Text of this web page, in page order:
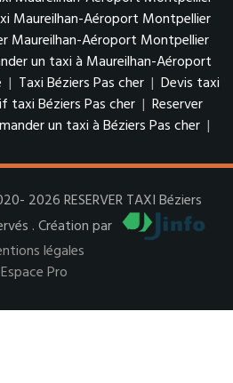
Maureilhan-Aéroport Montpellier
Maureilhan-Aéroport Montpellier
un taxi à Maureilhan-Aéroport
| Taxi Béziers Pas cher | Devis taxi
taxi Béziers Pas cher | Reserver
un taxi à Béziers Pas cher |
2026 RESERVER TAXI Béziers
. Création par
légales
Espace Pro